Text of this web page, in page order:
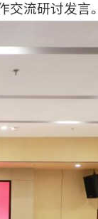
流研讨发言。